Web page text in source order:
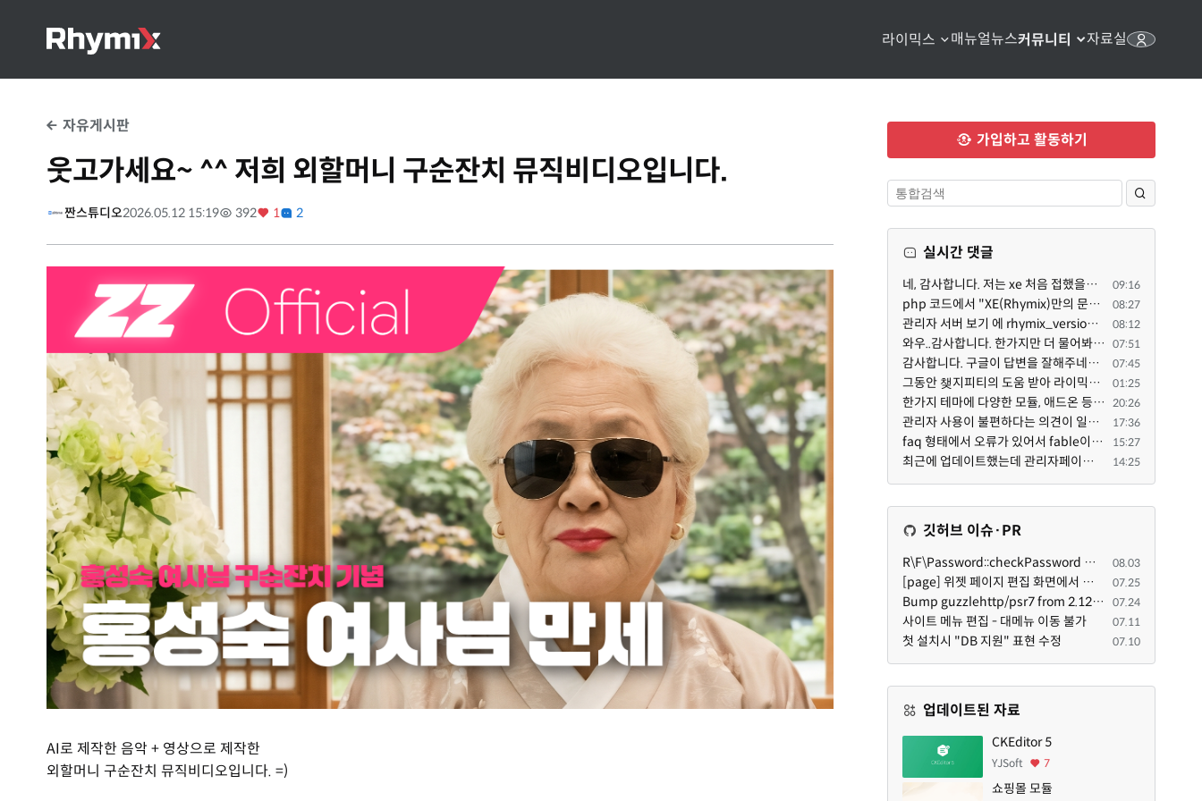
라이믹스 매뉴얼뉴스커뮤니티 자료실
자유게시판
웃고가세요~ ^^ 저희 외할머니 구순잔치 뮤직비디오입니다.
짠스튜디오2026.05.12 15:19 392 1 2
AI로 제작한 음악 + 영상으로 제작한
외할머니 구순잔치 뮤직비디오입니다. =)
가입하고 활동하기
실시간 댓글
네, 감사합니다. 저는 xe 처음 접했을때 XE 문법으로 만들었다고 해서 xe코드들이 php와 전혀 다른것 같이 ... 09:16
php 코드에서 "XE(Rhymix)만의 문법"이라는건 존재하지도 않고 별도의 인터프리터를 만들지 않는한 쓸 수도 ... 08:27
관리자 서버 보기 에 rhymix_version : 2.1.35 php : 7.4.3 (64-bit) db.type : mysql (innodb, utf8mb4) db... 08:12
와우..감사합니다. 한가지만 더 물어봐도 되겠는지요. Password.php 파일안에 클래스와 함수들은 순수 php ... 07:51
감사합니다. 구글이 답변을 잘해주네요. 저는 지금까지 md5 에 머물러 있었네요. md5는 구석기 알고리즘이 ... 07:45
그동안 챚지피티의 도움 받아 라이믹스 2.1.35 로 업그레이드 잘 한 것은 부인할 수 없는 사실입니다. 그런... 01:25
한가지 테마에 다양한 모듈, 애드온 등을 같이 사용하게 되면 의외로 어려운게 일관성이 있는 디자인의 유지... 20:26
관리자 사용이 불편하다는 의견이 일부 있어서 반영했습니다 ㅎㅎ 8.4이상도 지원될 수 있도록 10.5.2 혹은 ... 17:36
faq 형태에서 오류가 있어서 fable이 수정해 주었습니다. 참고하세요. 증상 FAQ형 목록에서 항목을 펼치면 ... 15:27
최근에 업데이트했는데 관리자페이지가 많이 달라졌네요 여기서 모듈 설치하려고 하니 php 8.4.14버전이라 8... 14:25
깃허브 이슈·PR
R\F\Password::checkPassword 함수 해시 알고리즘을 암시적으로 호출하는 경우 Argon2id 해시 비교 실패 08.03
[page] 위젯 페이지 편집 화면에서 위젯이 Context의 module_info를 덮어쓰면 저장이 ERR_ACT_IS_NOT_STANDALONE으로 실패 07.25
Bump guzzlehttp/psr7 from 2.12.1 to 2.12.3 in /common 07.24
사이트 메뉴 편집 - 대메뉴 이동 불가 07.11
첫 설치시 "DB 지원" 표현 수정 07.10
업데이트된 자료
CKEditor 5
YJSoft 7
쇼핑몰 모듈